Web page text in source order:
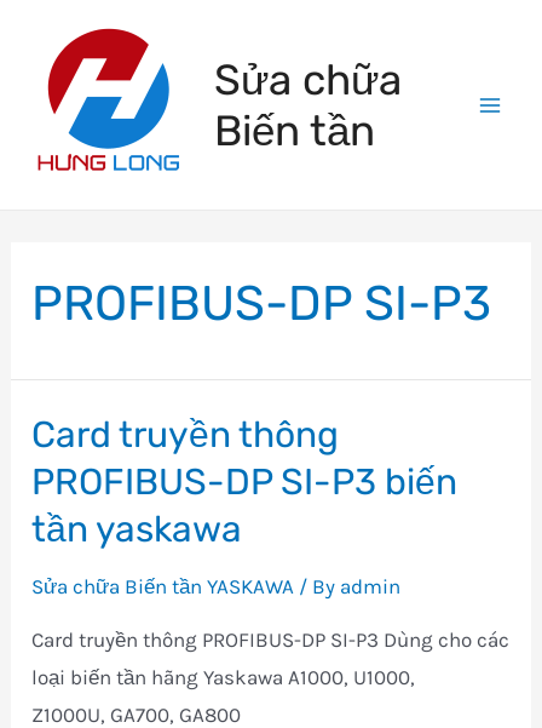
content
Sửa chữa
Biến tần
PROFIBUS-DP SI-P3
Card truyền thông
PROFIBUS-DP SI-P3 biến
tần yaskawa
Sửa chữa Biến tần YASKAWA / By admin
Card truyền thông PROFIBUS-DP SI-P3 Dùng cho các
loại biến tần hãng Yaskawa A1000, U1000,
Z1000U, GA700, GA800